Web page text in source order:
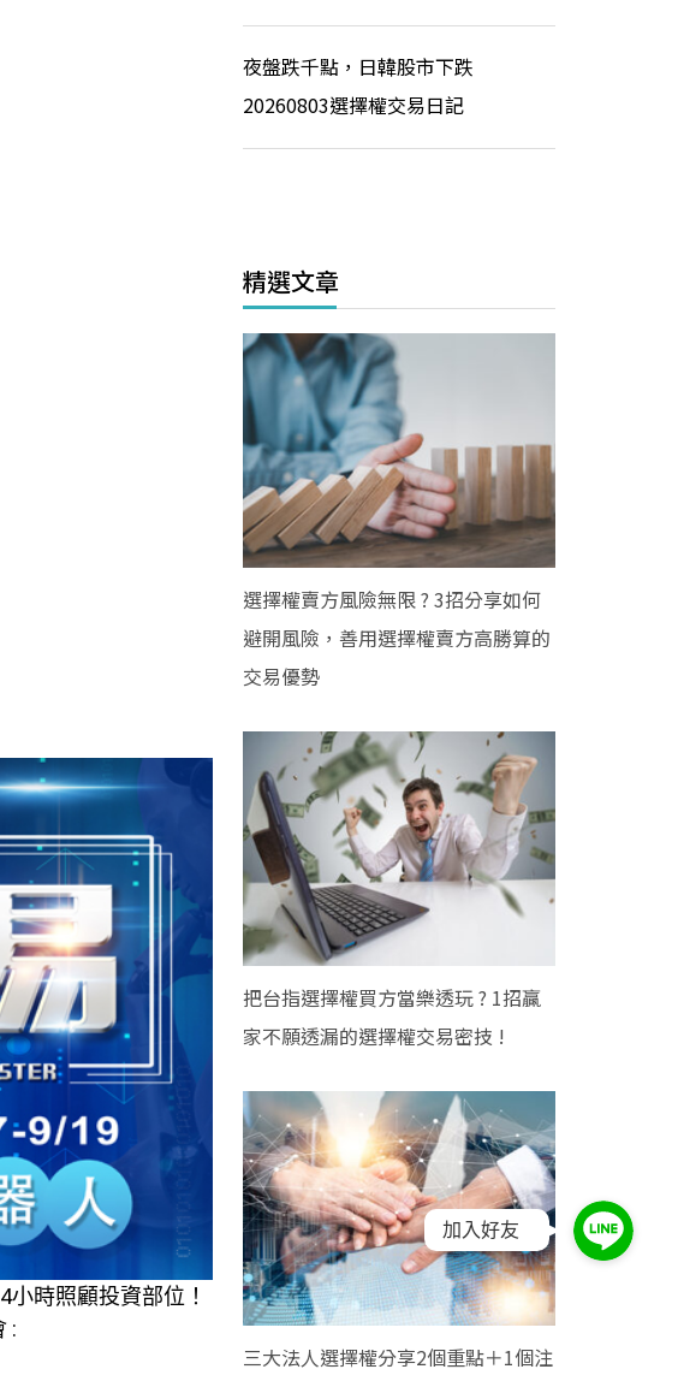
時照顧投資部位！
:
夜盤跌千點，日韓股市下跌
20260803選擇權交易日記
精選文章
選擇權賣方風險無限 ? 3招分享如何
避開風險，善用選擇權賣方高勝算的
交易優勢
把台指選擇權買方當樂透玩 ? 1招贏
家不願透漏的選擇權交易密技 !
三大法人選擇權分享2個重點＋1個注
加入好友